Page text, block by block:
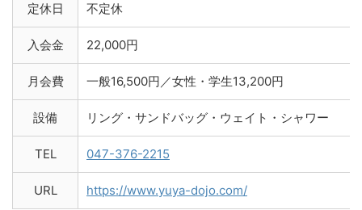
定休日 不定休
入会金 22,000円
月会費 一般16,500円／女性・学生13,200円
設備 リング・サンドバッグ・ウェイト・シャワー
TEL 047-376-2215
URL https://www.yuya-dojo.com/